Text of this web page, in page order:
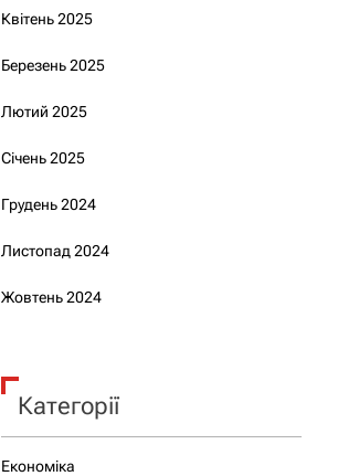
Квітень 2025
Березень 2025
Лютий 2025
Січень 2025
Грудень 2024
Листопад 2024
Жовтень 2024
Категорії
Економіка